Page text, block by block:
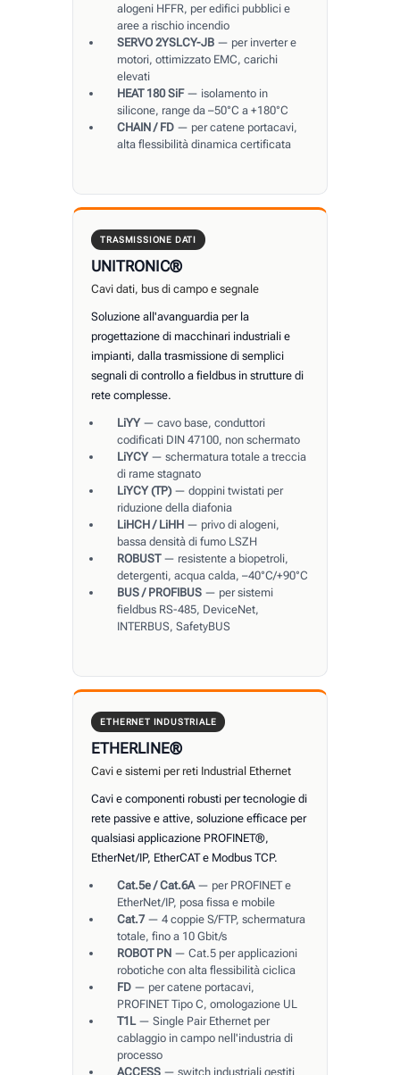
alogeni HFFR, per edifici pubblici e
aree a rischio incendio
SERVO 2YSLCY-JB — per inverter e
motori, ottimizzato EMC, carichi
elevati
HEAT 180 SiF— isolamento in
silicone, range da –50°C a +180°C
CHAIN / FD — per catene portacavi,
alta flessibilità dinamica certificata
TRASMISSIONE DATI
UNITRONIC®
Cavi dati, bus di campo e segnale
Soluzione all'avanguardia per la
progettazione di macchinari industriali e
impianti, dalla trasmissione di semplici
segnali di controllo a fieldbus in strutture di
rete complesse.
LiYY— cavo base, conduttori
codificati DIN 47100, non schermato
LiYCY— schermatura totale a treccia
di rame stagnato
LiYCY (TP)— doppini twistati per
riduzione della diafonia
LiHCH / LiHH — privo di alogeni,
bassa densità di fumo LSZH
ROBUST— resistente a biopetroli,
detergenti, acqua calda, –40°C/+90°C
BUS / PROFIBUS — per sistemi
fieldbus RS-485, DeviceNet,
INTERBUS, SafetyBUS
ETHERNET INDUSTRIALE
ETHERLINE®
Cavi e sistemi per reti Industrial Ethernet
Cavi e componenti robusti per tecnologie di
rete passive e attive, soluzione efficace per
qualsiasi applicazione PROFINET®,
EtherNet/IP, EtherCAT e Modbus TCP.
Cat.5e / Cat.6A— per PROFINET e
EtherNet/IP, posa fissa e mobile
Cat.7— 4 coppie S/FTP, schermatura
totale, fino a 10 Gbit/s
ROBOT PN — Cat.5 per applicazioni
robotiche con alta flessibilità ciclica
FD — per catene portacavi,
PROFINET Tipo C, omologazione UL
T1L — Single Pair Ethernet per
cablaggio in campo nell'industria di
processo
ACCESS — switch industriali gestiti